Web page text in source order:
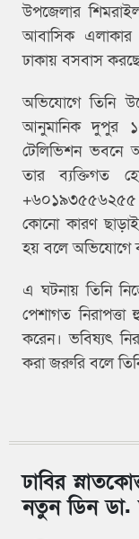
উপজেলার
আবাসিক এলাকার
ঢাকায় বসবাস
অভিযোগে তিনি
আনুমানিক দুপুর
টেলিভিশন ভবনে
তার ব্যক্তিগত
+৬০১৯৩৫৫৬২৫৫
কোনো কারণ ছাড়াই
হয় বলে অভিযোগে
এ ঘটনায় তিনি
পেশাগত
করেন। ভবিষ্যৎ
করা জরুরি বলে
ঢাবির
নতুন ডিন